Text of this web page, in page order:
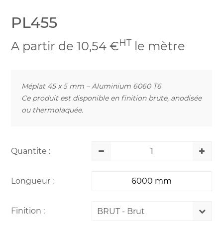
PL455
A partir de 10,54 €HT le mètre
Méplat 45 x 5 mm – Aluminium 6060 T6
Ce produit est disponible en finition brute, anodisée
ou thermolaquée.
Quantite :
Longueur :
Finition : BRUT - Brut